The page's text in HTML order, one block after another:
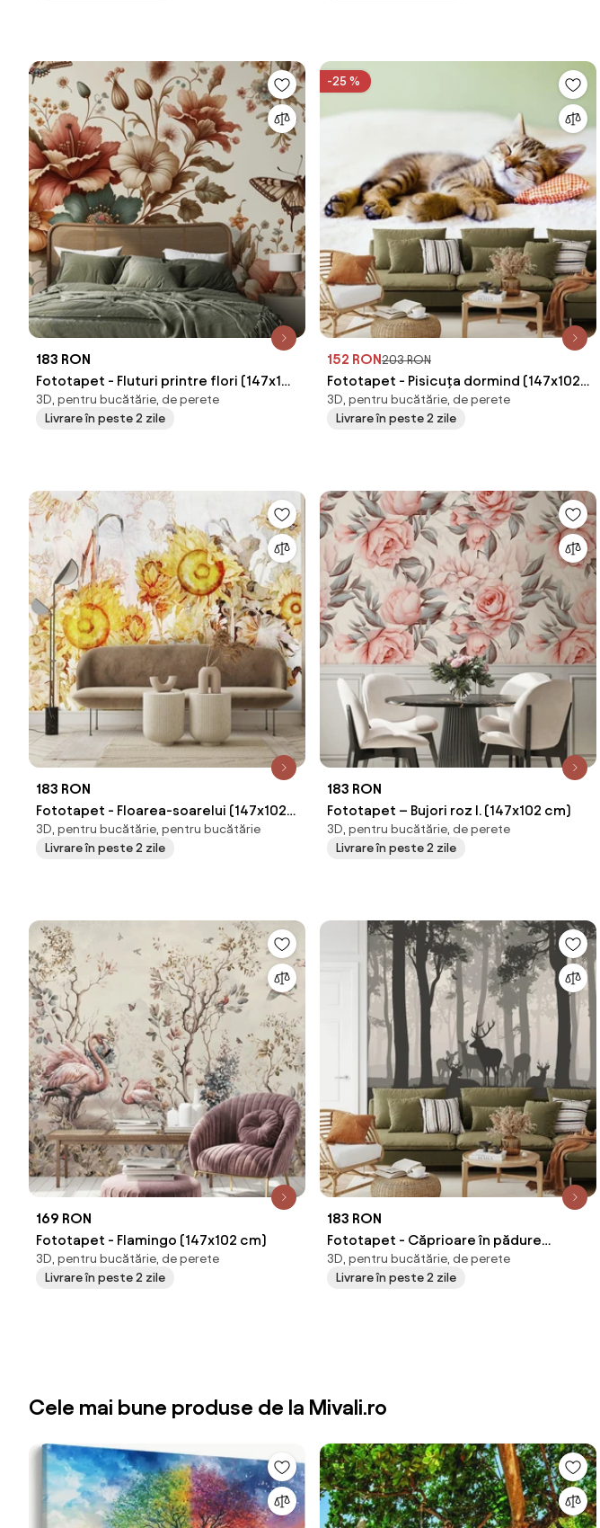
183 RON
Fototapet - Fluturi printre flori (147x102
cm)
3D, pentru bucătărie, de perete
Livrare în peste 2 zile
-25 %
152 RON203 RON
Fototapet - Pisicuța dormind (147x102
cm)
3D, pentru bucătărie, de perete
Livrare în peste 2 zile
183 RON
Fototapet - Floarea-soarelui (147x102
cm)
3D, pentru bucătărie, pentru bucătărie
Livrare în peste 2 zile
183 RON
Fototapet – Bujori roz I. (147x102 cm)
3D, pentru bucătărie, de perete
Livrare în peste 2 zile
169 RON
Fototapet - Flamingo (147x102 cm)
3D, pentru bucătărie, de perete
Livrare în peste 2 zile
183 RON
Fototapet - Căprioare în pădure
(147x102 cm)
3D, pentru bucătărie, de perete
Livrare în peste 2 zile
Cele mai bune produse de la Mivali.ro